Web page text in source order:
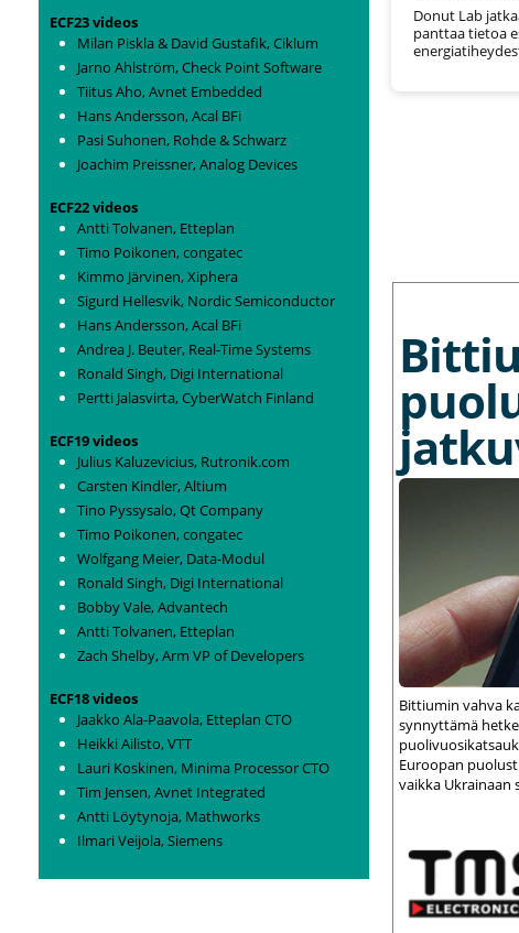
ECF23 videos
Milan Piskla & David Gustafik, Ciklum
Jarno Ahlström, Check Point Software
Tiitus Aho, Avnet Embedded
Hans Andersson, Acal BFi
Pasi Suhonen, Rohde & Schwarz
Joachim Preissner, Analog Devices
ECF22 videos
Antti Tolvanen, Etteplan
Timo Poikonen, congatec
Kimmo Järvinen, Xiphera
Sigurd Hellesvik, Nordic Semiconductor
Hans Andersson, Acal BFi
Andrea J. Beuter, Real-Time Systems
Ronald Singh, Digi International
Pertti Jalasvirta, CyberWatch Finland
ECF19 videos
Julius Kaluzevicius, Rutronik.com
Carsten Kindler, Altium
Tino Pyssysalo, Qt Company
Timo Poikonen, congatec
Wolfgang Meier, Data-Modul
Ronald Singh, Digi International
Bobby Vale, Advantech
Antti Tolvanen, Etteplan
Zach Shelby, Arm VP of Developers
ECF18 videos
Jaakko Ala-Paavola, Etteplan CTO
Heikki Ailisto, VTT
Lauri Koskinen, Minima Processor CTO
Tim Jensen, Avnet Integrated
Antti Löytynoja, Mathworks
Ilmari Veijola, Siemens
Donut Lab
panttaa tietoa
Bittiumin vahva
synnyttämä
Euroopan
vaikka Ukrainaan